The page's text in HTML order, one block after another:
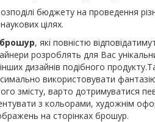
бюджету на проведення
цілях.
брошур, які повністю
розроблять для Вас
дизайнів подібного
використовувати
змісту, варто дотримуватися
з кольорами, художнім
на сторінках брошур.